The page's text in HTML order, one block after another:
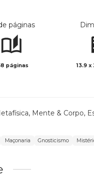
páginas
páginas 13.9 x
, Mente & Corpo,
Maçonaria Gnosticismo